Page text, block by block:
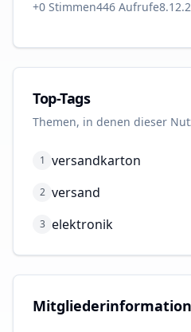
+0 Stimmen446 Aufrufe
Top-Tags
Themen, in denen dieser
1 versandkarton
2 versand
3 elektronik